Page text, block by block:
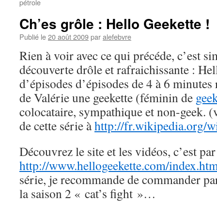
pétrole
Ch’es grôle : Hello Geekette !
Publié le20 août 2009paralefebvre
Rien à voir avec ce qui précéde, c’est
découverte drôle et rafraichissante :
d’épisodes d’épisodes de 4 à 6
de Valérie une geekette (féminin de
colocataire, sympathique et non-geek.
de cette série àhttp://fr.wikipedia.org/
Découvrez le site et les vidéos, c’est
http://www.hellogeekette.com/
série, je recommande de commander
la saison 2 « cat’s fight »…